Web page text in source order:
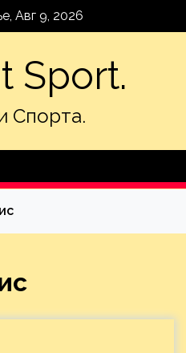
Авг 9, 2026
Sport.
Спорта.